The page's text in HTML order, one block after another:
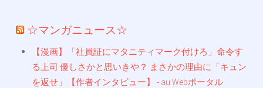
☆マンガニュース☆
【漫画】「社員証にマタニティマーク付けろ」命令す
る上司 優しさかと思いきや？ まさかの理由に「キュン
を返せ」【作者インタビュー】 - au Webポータル